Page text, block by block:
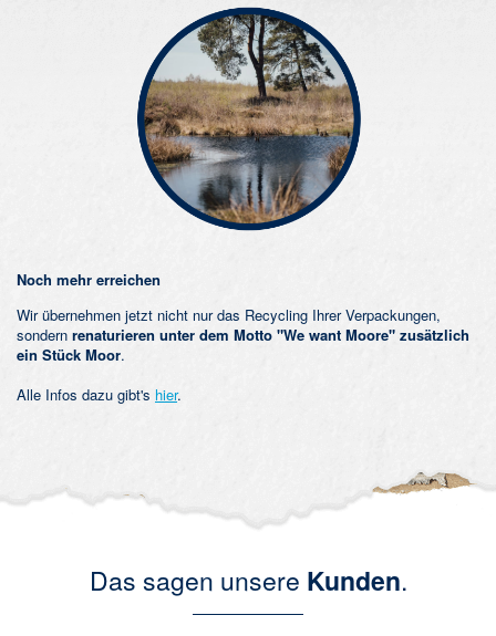
Noch mehr erreichen
Wir übernehmen jetzt nicht nur das Recycling Ihrer Verpackungen,
sondern renaturieren unter dem Motto "We want Moore" zusätzlich
ein Stück Moor.
Alle Infos dazu gibt's hier.
Das sagen unsere Kunden.